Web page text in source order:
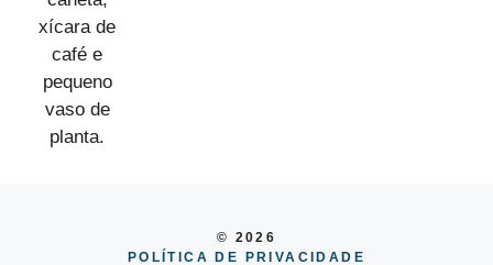
© 2026
POLÍTICA DE PRIVACIDADE